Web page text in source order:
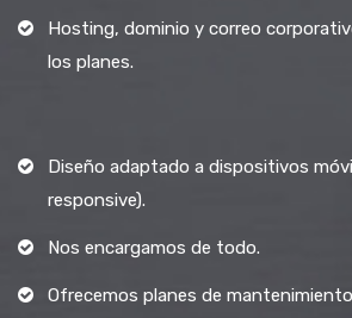
Hosting, dominio y correo
los planes.
Diseño adaptado a dispositivos
responsive).
Nos encargamos de todo.
Ofrecemos planes de